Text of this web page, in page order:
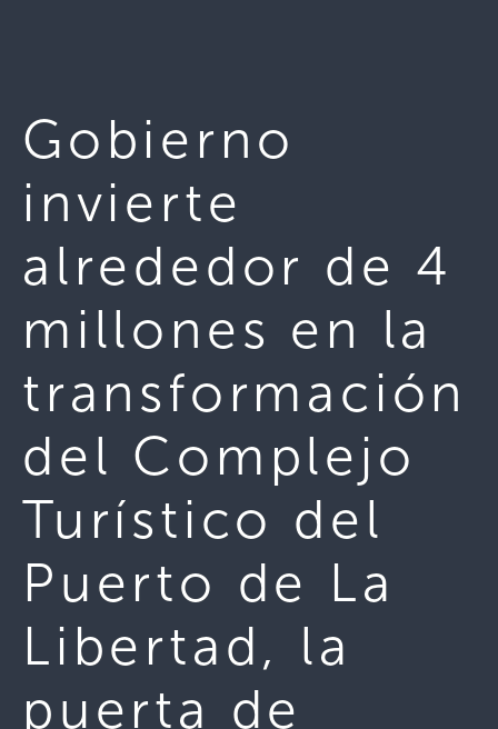
Gobierno
invierte
alrededor de 4
millones en la
transformación
del Complejo
Turístico del
Puerto de La
Libertad, la
puerta de